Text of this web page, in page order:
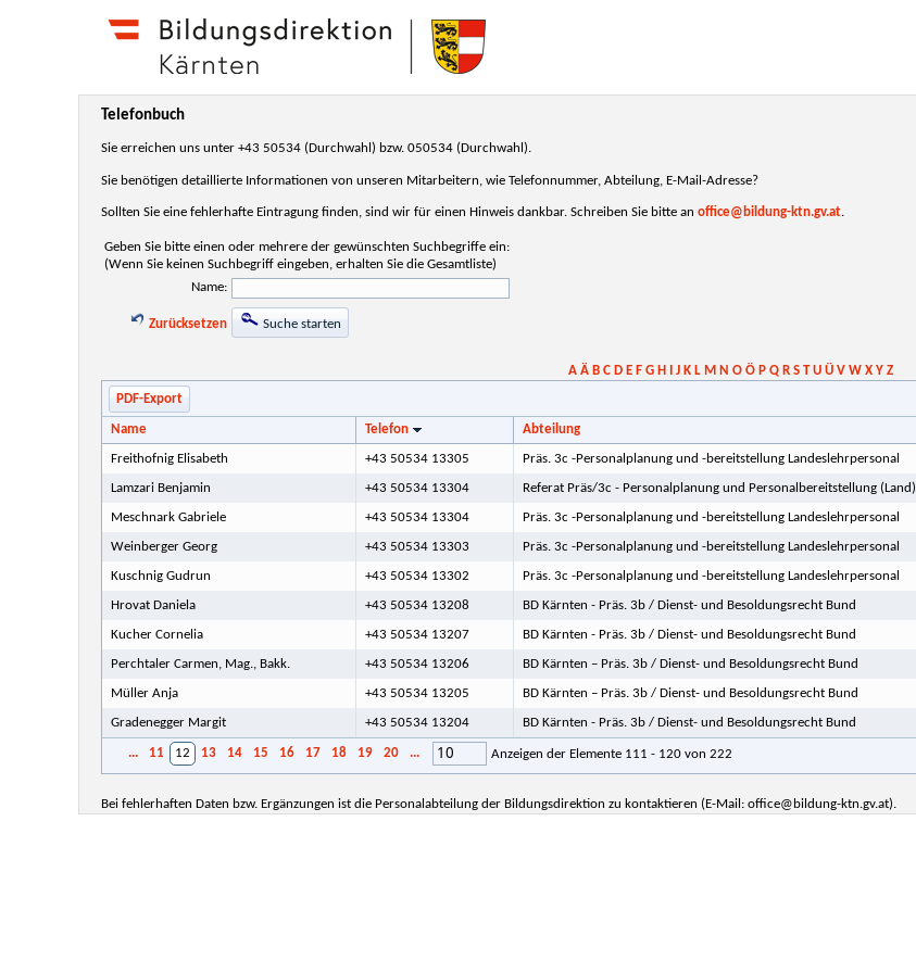
Telefonbuch
Sie erreichen uns unter +43 50534 (Durchwahl) bzw. 050534 (Durchwahl).
Sie benötigen detaillierte Informationen von unseren Mitarbeitern, wie Telefonnummer, Abteilung, E-Mail-Adresse?
Sollten Sie eine fehlerhafte Eintragung finden, sind wir für einen Hinweis dankbar. Schreiben Sie bitte an office@bildung-ktn.gv.at.
Geben Sie bitte einen oder mehrere der gewünschten Suchbegriffe ein:
(Wenn Sie keinen Suchbegriff eingeben, erhalten Sie die Gesamtliste)
Name:
Zurücksetzen Suche starten
A Ä B C D E F G H J K L M N O Ö P Q R S T U Ü V W X Y Z
PDF-Export
Name Telefon Abteilung
Freithofnig Elisabeth +43 50534 13305 Präs. 3c -Personalplanung und -bereitstellung Landeslehrpersonal
Lamzari Benjamin +43 50534 13304 Referat Präs/3c - Personalplanung und Personalbereitstellung (Land)
Meschnark Gabriele +43 50534 13304 Präs. 3c -Personalplanung und -bereitstellung Landeslehrpersonal
Weinberger Georg +43 50534 13303 Präs. 3c -Personalplanung und -bereitstellung Landeslehrpersonal
Kuschnig Gudrun +43 50534 13302 Präs. 3c -Personalplanung und -bereitstellung Landeslehrpersonal
Hrovat Daniela +43 50534 13208 BD Kärnten - Präs. 3b / Dienst- und Besoldungsrecht Bund
Kucher Cornelia +43 50534 13207 BD Kärnten - Präs. 3b / Dienst- und Besoldungsrecht Bund
Perchtaler Carmen, Mag., Bakk. +43 50534 13206 BD Kärnten – Präs. 3b / Dienst- und Besoldungsrecht Bund
Müller Anja +43 50534 13205 BD Kärnten – Präs. 3b / Dienst- und Besoldungsrecht Bund
Gradenegger Margit +43 50534 13204 BD Kärnten - Präs. 3b / Dienst- und Besoldungsrecht Bund
... 11 12 13 14 15 16 17 18 19 20 ... 10 Anzeigen der Elemente 111 - 120 von 222
Bei fehlerhaften Daten bzw. Ergänzungen ist die Personalabteilung der Bildungsdirektion zu kontaktieren (E-Mail: office@bildung-ktn.gv.at).